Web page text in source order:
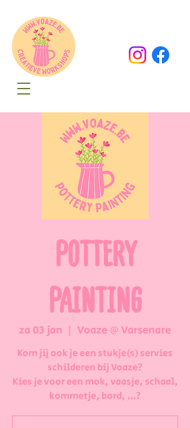
POTTERY
PAINTING
za 03 jan
  |
Voaze @ Varsenare
Kom jij ook je een stukje(s) servies
schilderen bij Voaze?
Kies je voor een mok, vaasje, schaal,
kommetje, bord, ...?